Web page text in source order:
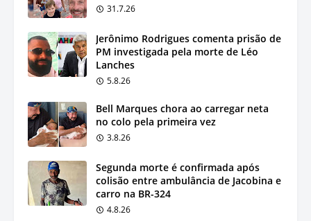
31.7.26
Jerônimo Rodrigues comenta prisão de
PM investigada pela morte de Léo
Lanches
5.8.26
Bell Marques chora ao carregar neta
no colo pela primeira vez
3.8.26
Segunda morte é confirmada após
colisão entre ambulância de Jacobina e
carro na BR-324
4.8.26